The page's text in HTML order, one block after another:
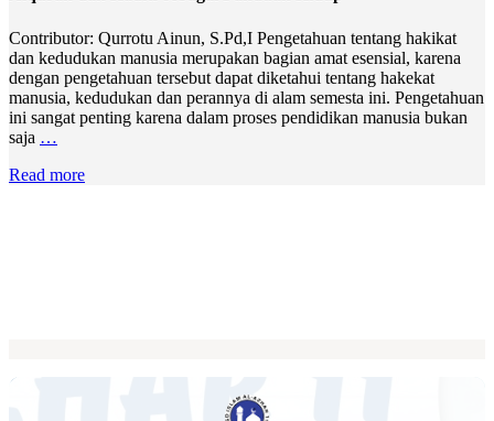
Contributor: Qurrotu Ainun, S.Pd,I Pengetahuan tentang hakikat
dan kedudukan manusia merupakan bagian amat esensial, karena
dengan pengetahuan tersebut dapat diketahui tentang hakekat
manusia, kedudukan dan perannya di alam semesta ini. Pengetahuan
ini sangat penting karena dalam proses pendidikan manusia bukan
saja …
Read more